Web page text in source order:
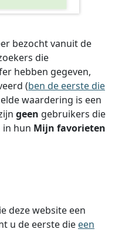
bezocht vanuit de
die
hebben gegeven,
(ben de eerste die
waardering is een
geen gebruikers die
in hun Mijn favorieten
deze website een
u de eerste die een